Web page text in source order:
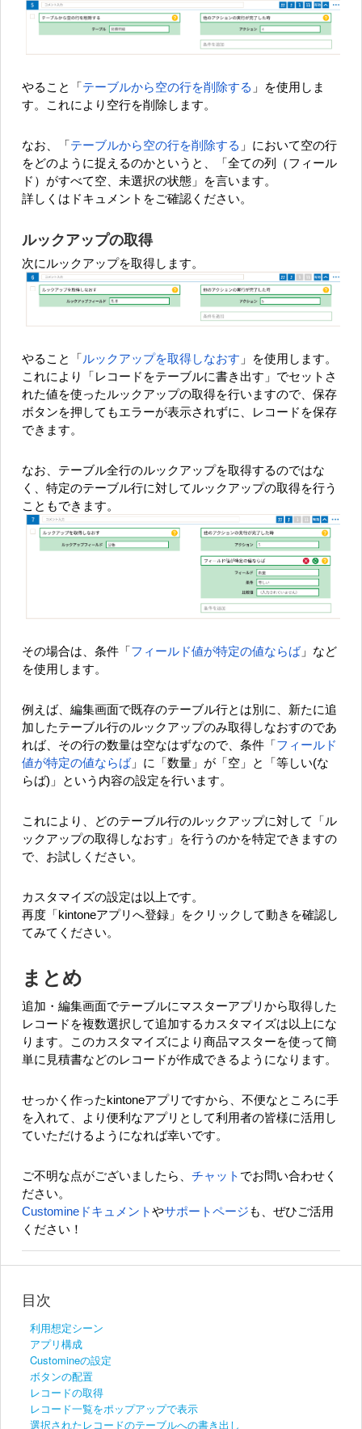
やること「 テーブルから空の行を削除する 」を使用しま
す。これにより空行を削除します。
なお、「 テーブルから空の行を削除する 」において空の行
をどのように捉えるのかというと、「全ての列（フィール
ド）がすべて空、未選択の状態」を言います。
詳しくはドキュメントをご確認ください。
ルックアップの取得
次にルックアップを取得します。
やること「 ルックアップを取得しなおす 」を使用します。
これにより「レコードをテーブルに書き出す」でセットさ
れた値を使ったルックアップの取得を行いますので、保存
ボタンを押してもエラーが表示されずに、レコードを保存
できます。
なお、テーブル全行のルックアップを取得するのではな
く、特定のテーブル行に対してルックアップの取得を行う
こともできます。
その場合は、条件「 フィールド値が特定の値ならば」など
を使用します。
例えば、編集画面で既存のテーブル行とは別に、新たに追
加したテーブル行のルックアップのみ取得しなおすのであ
れば、その行の数量は空なはずなので、条件「 フィールド
値が特定の値ならば」に「数量」が「空」と「等しい(な
らば)」という内容の設定を行います。
これにより、どのテーブル行のルックアップに対して「ル
ックアップの取得しなおす」を行うのかを特定できますの
で、お試しください。
カスタマイズの設定は以上です。
再度「kintoneアプリへ登録」をクリックして動きを確認し
てみてください。
まとめ
追加・編集画面でテーブルにマスターアプリから取得した
レコードを複数選択して追加するカスタマイズは以上にな
ります。このカスタマイズにより商品マスターを使って簡
単に見積書などのレコードが作成できるようになります。
せっかく作ったkintoneアプリですから、不便なところに手
を入れて、より便利なアプリとして利用者の皆様に活用し
ていただけるようになれば幸いです。
ご不明な点がございましたら、 チャット でお問い合わせく
ださい。
Customineドキュメントやサポートページも、ぜひご活用
ください！
目次
利用想定シーン
アプリ構成
Customineの設定
ボタンの配置
レコードの取得
レコード一覧をポップアップで表示
選択されたレコードのテーブルへの書き出し